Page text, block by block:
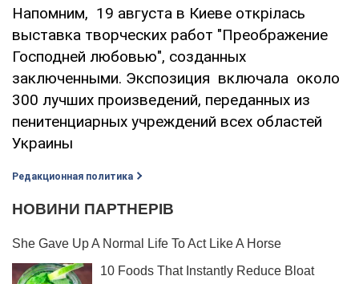
Напомним, 19 августа в Киеве открілась
выставка творческих работ "Преображение
Господней любовью", созданных
заключенными. Экспозиция включала около
300 лучших произведений, переданных из
пенитенциарных учреждений всех областей
Украины
Редакционная политика